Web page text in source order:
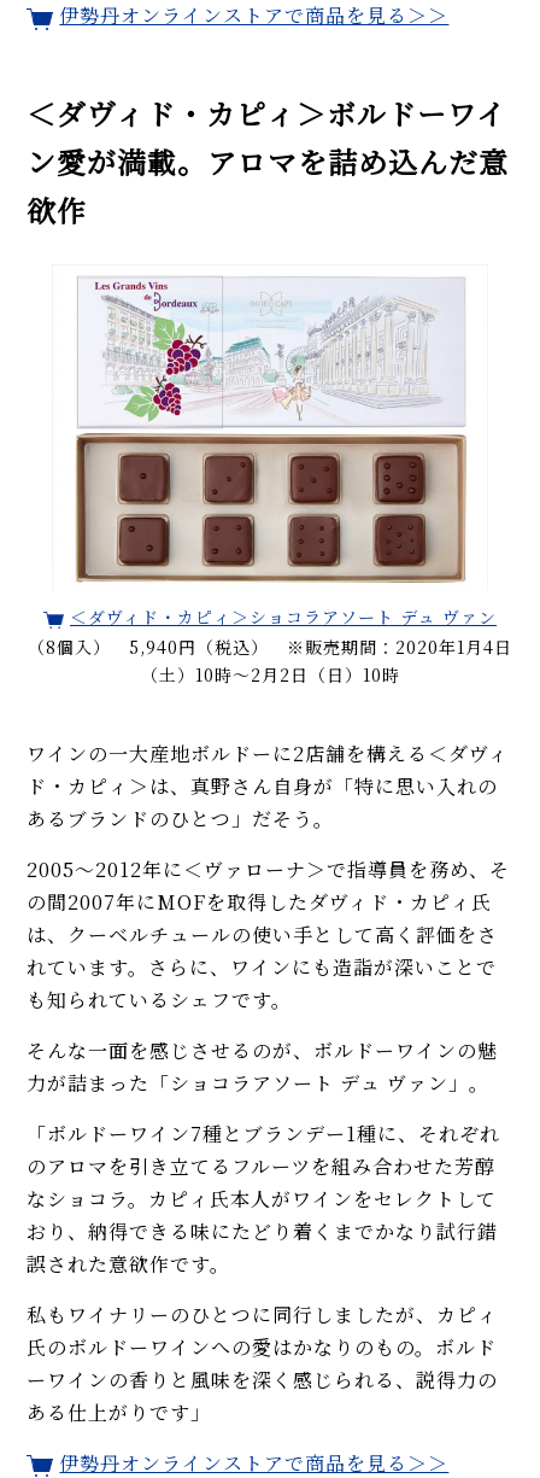
伊勢丹オンラインストアで商品を見る＞＞
＜ダヴィド・カピィ＞ボルドーワイ
ン愛が満載。アロマを詰め込んだ意
欲作
＜ダヴィド・カピィ＞ショコラアソート デュ ヴァン
（8個入） 5,940円（税込） ※販売期間：2020年1月4日
（土）10時～2月2日（日）10時
ワインの一大産地ボルドーに2店舗を構える＜ダヴィ
ド・カピィ＞は、真野さん自身が「特に思い入れの
あるブランドのひとつ」だそう。
2005〜2012年に＜ヴァローナ＞で指導員を務め、そ
の間2007年にMOFを取得したダヴィド・カピィ氏
は、クーベルチュールの使い手として高く評価をさ
れています。さらに、ワインにも造詣が深いことで
も知られているシェフです。
そんな一面を感じさせるのが、ボルドーワインの魅
力が詰まった「ショコラアソート デュ ヴァン」。
「ボルドーワイン7種とブランデー1種に、それぞれ
のアロマを引き立てるフルーツを組み合わせた芳醇
なショコラ。カピィ氏本人がワインをセレクトして
おり、納得できる味にたどり着くまでかなり試行錯
誤された意欲作です。
私もワイナリーのひとつに同行しましたが、カピィ
氏のボルドーワインへの愛はかなりのもの。ボルド
ーワインの香りと風味を深く感じられる、説得力の
ある仕上がりです」
伊勢丹オンラインストアで商品を見る＞＞